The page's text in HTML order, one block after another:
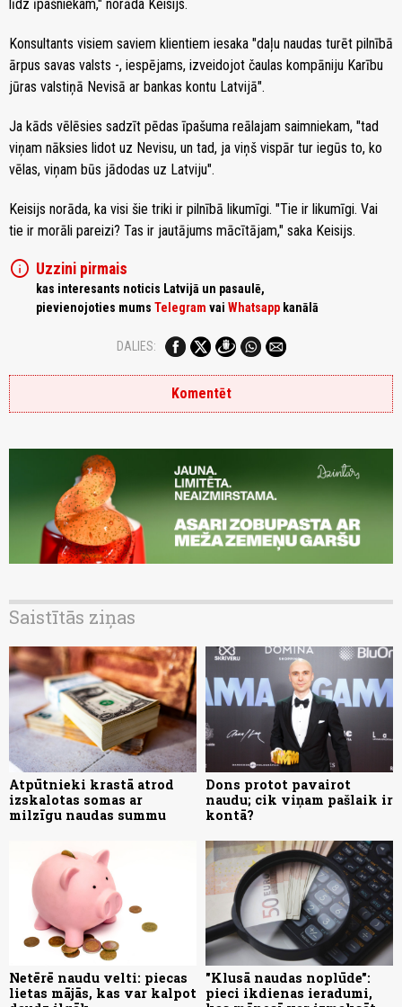
līdz īpašniekam," norāda Keisijs.
Konsultants visiem saviem klientiem iesaka "daļu naudas turēt pilnībā
ārpus savas valsts -, iespējams, izveidojot čaulas kompāniju Karību
jūras valstiņā Nevisā ar bankas kontu Latvijā".
Ja kāds vēlēsies sadzīt pēdas īpašuma reālajam saimniekam, "tad
viņam nāksies lidot uz Nevisu, un tad, ja viņš vispār tur iegūs to, ko
vēlas, viņam būs jādodas uz Latviju".
Keisijs norāda, ka visi šie triki ir pilnībā likumīgi. "Tie ir likumīgi. Vai
tie ir morāli pareizi? Tas ir jautājums mācītājam," saka Keisijs.
info Uzzini pirmais
kas interesants noticis Latvijā un pasaulē,
pievienojoties mums Telegram vai Whatsapp kanālā
DALIES:
Komentēt
Saistītās ziņas
Atpūtnieki krastā atrod
izskalotas somas ar
milzīgu naudas summu
Dons protot pavairot
naudu; cik viņam pašlaik ir
kontā?
Netērē naudu velti: piecas
lietas mājās, kas var kalpot
"Klusā naudas noplūde":
pieci ikdienas ieradumi,